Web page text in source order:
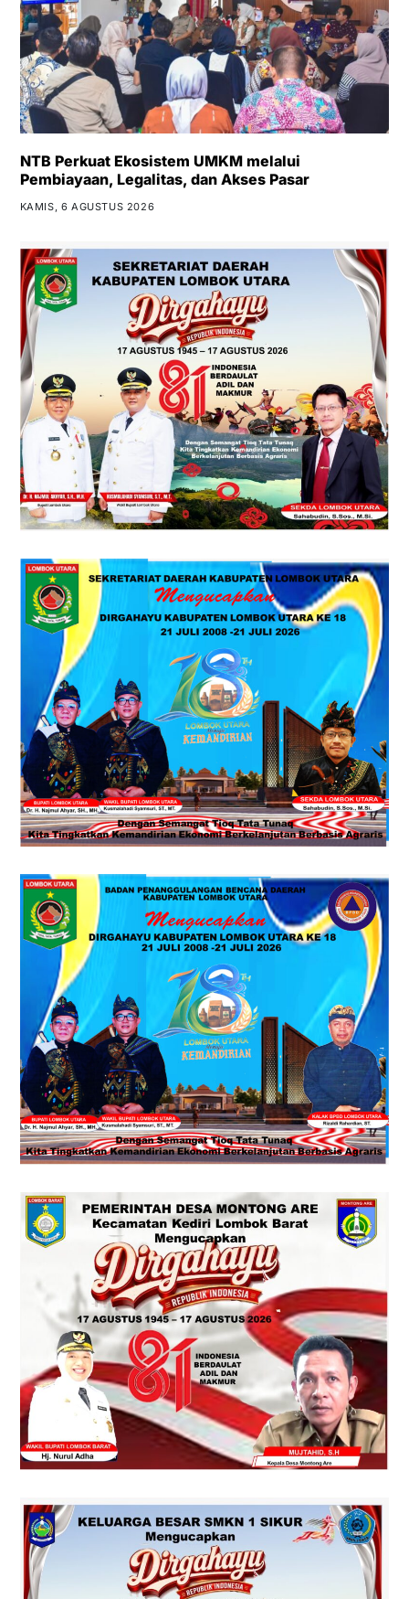
NTB Perkuat Ekosistem UMKM melalui
Pembiayaan, Legalitas, dan Akses Pasar
KAMIS, 6 AGUSTUS 2026